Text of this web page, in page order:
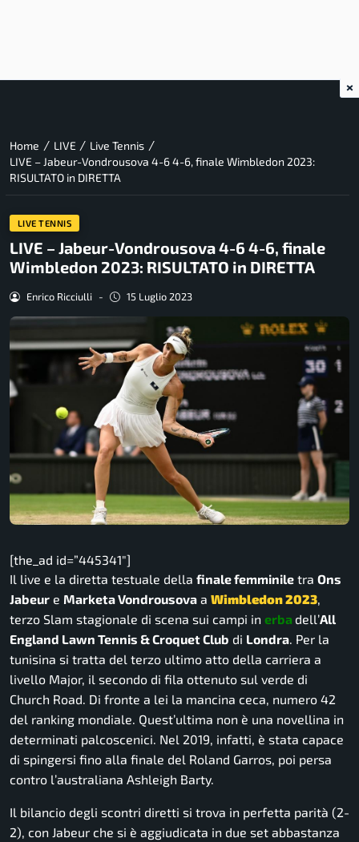
Home / LIVE / Live Tennis /
LIVE – Jabeur-Vondrousova 4-6 4-6, finale Wimbledon 2023:
RISULTATO in DIRETTA
LIVE TENNIS
LIVE – Jabeur-Vondrousova 4-6 4-6, finale
Wimbledon 2023: RISULTATO in DIRETTA
Enrico Ricciulli - 15 Luglio 2023
[the_ad id=”445341″]
Il live e la diretta testuale della finale femminile tra Ons
Jabeur e Marketa Vondrousova a Wimbledon 2023,
terzo Slam stagionale di scena sui campi in erba dell’All
England Lawn Tennis & Croquet Club di Londra. Per la
tunisina si tratta del terzo ultimo atto della carriera a
livello Major, il secondo di fila ottenuto sul verde di
Church Road. Di fronte a lei la mancina ceca, numero 42
del ranking mondiale. Quest’ultima non è una novellina in
determinati palcoscenici. Nel 2019, infatti, è stata capace
di spingersi fino alla finale del Roland Garros, poi persa
contro l’australiana Ashleigh Barty.
Il bilancio degli scontri diretti si trova in perfetta parità (2-
2), con Jabeur che si è aggiudicata in due set abbastanza
×